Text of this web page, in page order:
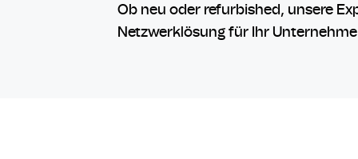
Ob neu oder refurbished, unsere
Netzwerklösung für Ihr